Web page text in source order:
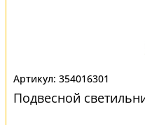
354016301
Подвесной